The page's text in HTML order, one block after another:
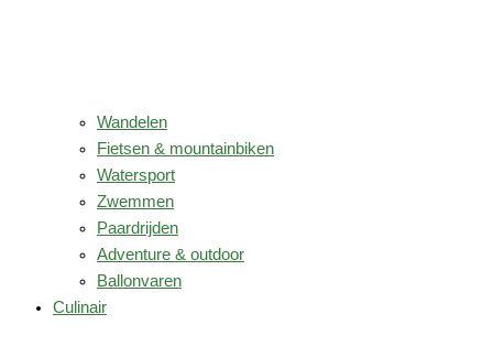
Wandelen
Fietsen & mountainbiken
Watersport
Zwemmen
Paardrijden
Adventure & outdoor
Ballonvaren
Culinair